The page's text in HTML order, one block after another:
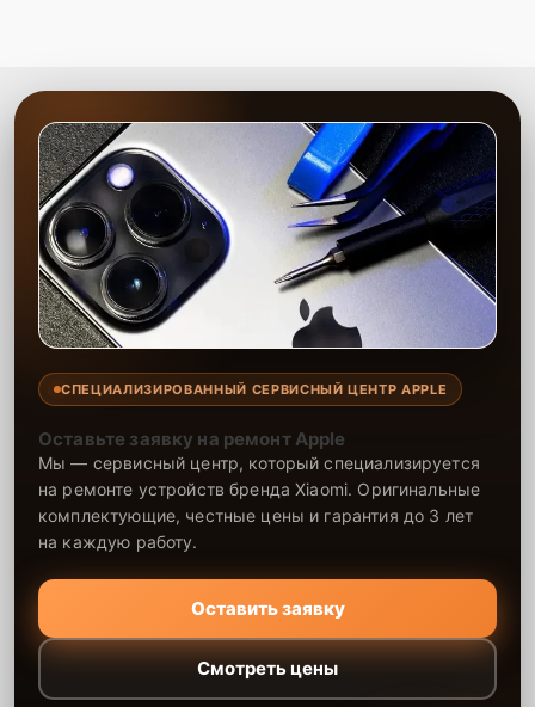
СПЕЦИАЛИЗИРОВАННЫЙ СЕРВИСНЫЙ ЦЕНТР APPLE
Оставьте заявку на ремонт Apple
Мы — сервисный центр, который специализируется
на ремонте устройств бренда Xiaomi. Оригинальные
комплектующие, честные цены и гарантия до 3 лет
на каждую работу.
Оставить заявку
Смотреть цены